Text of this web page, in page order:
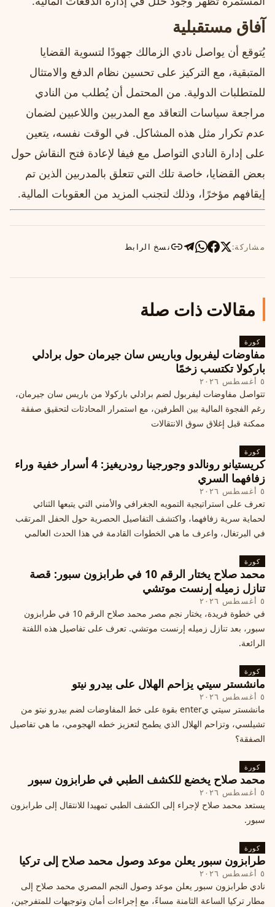
آفاق مستقبلية
يُتوقع أن يواصل نادي الزمالك جهودًا لتسوية القضايا
المتبقية، مع التركيز على تحسين نظام الدفع والامتثال
للمتطلبات الدولية. من المحتمل أن يُطلب من النادي
مراجعة سياسات التعاقد مع المدربين واللاعبين لضمان
عدم تكرار مثل هذه المشاكل. في الوقت نفسه، يتعين
على إدارة النادي التواصل مع فيفا لإعادة فتح النقاش حول
بعض القضايا، خاصة تلك التي تتعلق بالمدربين الذين تم
إيقافهم مؤخرًا، وذلك لتجنب المزيد من العقوبات المالية.
مشاركة: نسخ الرابط
مقالات ذات صلة
كورة
مفاوضات ليفربول وباريس سان جيرمان حول برادلي
باركولا تكتسب زخمًا
٥ أغسطس ٢٠٢٦
تتواصل مفاوضات ليفربول لضم برادلي باركولا من باريس سان جيرمان،
رغم الفجوة المالية بين الطرفين، مع استمرار المحادثات لتحقيق صفقة
ممكنة قبل إغلاق سوق الانتقالات
كورة
كريستيانو رونالدو وجورجينا رودريغيز: 4 أسرار خفية وراء
زفافهما السري
٥ أغسطس ٢٠٢٦
تعرف على استراتيجية التمويه الجغرافي والأمني التي يتبعها الثنائي
لحماية سرية زفافهما، واكتشف التفاصيل الحصرية حول الحفل المرتقب
في البرتغال، واعرف ما هي الخطوات القادمة في هذا الحدث العالمي
كورة
محمد صلاح يختار الرقم 10 في طرابزون سبور: قصة
تنازل زميله إرنست موتشي
٥ أغسطس ٢٠٢٦
في خطوة فريدة، يختار نجم مصر محمد صلاح الرقم 10 في طرابزون
سبور، بعد تنازل زميله إرنست موتشي. تعرف على تفاصيل هذه اللفتة
الرائعة.
كورة
مانشستر سيتي يزاحم الهلال على بيدرو نيتو
٥ أغسطس ٢٠٢٦
مانشستر سيتي يenter بقوة على خط المفاوضات لضم بيدرو نيتو من
تشيلسي، وتزاحم الهلال الذي يطمح لتعزيز خطه الهجومي، ما هي تفاصيل
الصفقة؟
كورة
محمد صلاح يخضع للكشف الطبي في طرابزون سبور
٥ أغسطس ٢٠٢٦
يستعد محمد صلاح لإجراء إلى الكشف الطبي تمهيدا للانتقال إلى طرابزون
سبور.
كورة
طرابزون سبور يعلن موعد وصول محمد صلاح إلى تركيا
٥ أغسطس ٢٠٢٦
نادي طرابزون سبور يعلن موعد وصول النجم المصري محمد صلاح إلى
مطار تركيا الساعة الثامنة مساءً، مع إجراءات أمان وتوجيهات للمتفرجين،